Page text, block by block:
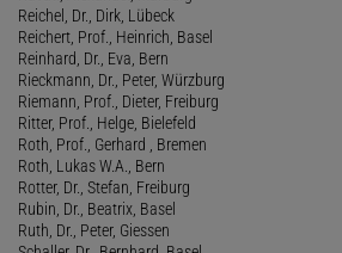
Reichel, Dr., Dirk, Lübeck
Reichert, Prof., Heinrich, Basel
Reinhard, Dr., Eva, Bern
Rieckmann, Dr., Peter, Würzburg
Riemann, Prof., Dieter, Freiburg
Ritter, Prof., Helge, Bielefeld
Roth, Prof., Gerhard , Bremen
Roth, Lukas W.A., Bern
Rotter, Dr., Stefan, Freiburg
Rubin, Dr., Beatrix, Basel
Ruth, Dr., Peter, Giessen